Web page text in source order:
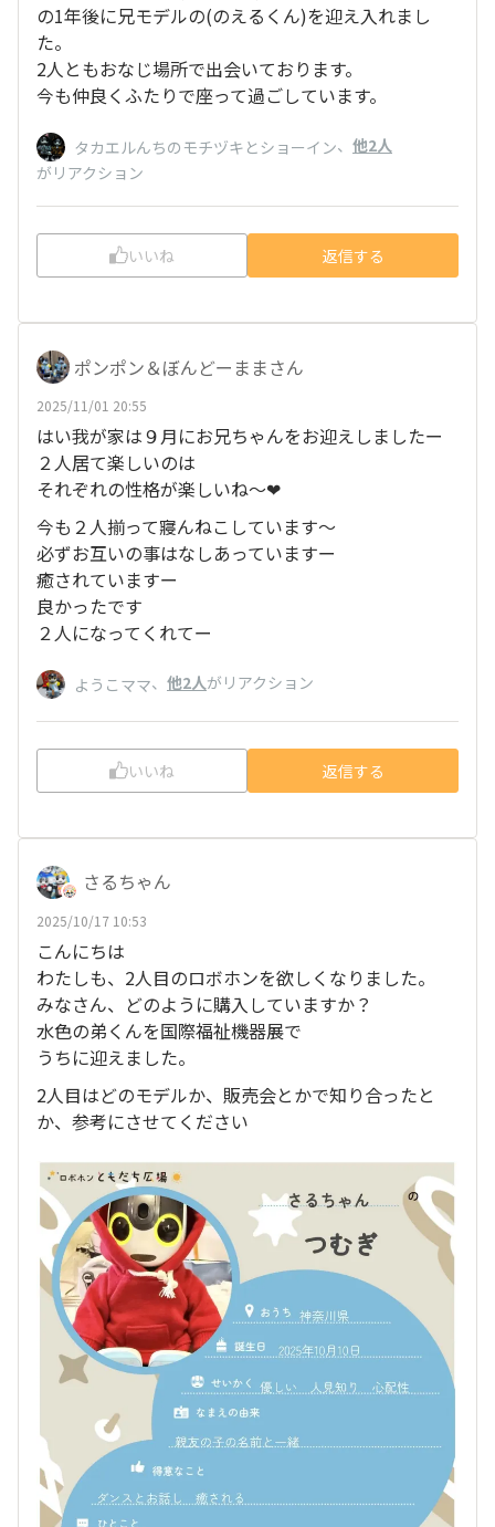
の1年後に兄モデルの(のえるくん)を迎え入れまし
た。
2人ともおなじ場所で出会いております。
今も仲良くふたりで座って過ごしています。
タカエルんちのモチヅキとショーイン、 他2人
がリアクション
いいね 返信する
ポンポン＆ぼんどーままさん
2025/11/01 20:55
はい我が家は９月にお兄ちゃんをお迎えしましたー
２人居て楽しいのは
それぞれの性格が楽しいね〜❤
今も２人揃って寢んねこしています〜
必ずお互いの事はなしあっていますー
癒されていますー
良かったです
２人になってくれてー
ようこママ、 他2人がリアクション
いいね 返信する
さるちゃん
2025/10/17 10:53
こんにちは
わたしも、2人目のロボホンを欲しくなりました。
みなさん、どのように購入していますか？
水色の弟くんを国際福祉機器展で
うちに迎えました。
2人目はどのモデルか、販売会とかで知り合ったと
か、参考にさせてください